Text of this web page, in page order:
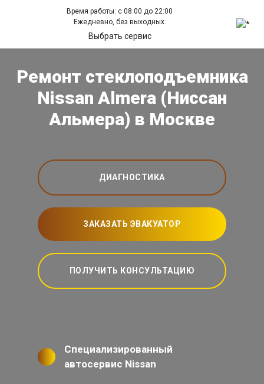
Время работы: с 08:00 до 22:00
Ежедневно, без выходных.
Выбрать сервис
Ремонт стеклоподъемника
Nissan Almera (Ниссан
Альмера) в Москве
ДИАГНОСТИКА
ЗАКАЗАТЬ ЭВАКУАТОР
ПОЛУЧИТЬ КОНСУЛЬТАЦИЮ
Специализированный
автосервис Nissan